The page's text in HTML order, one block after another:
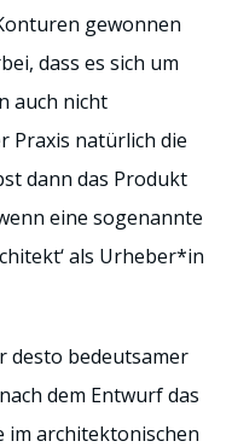
gewonnen
dass es sich um
auch nicht
Praxis natürlich die
dann das Produkt
eine sogenannte
als Urheber*in
desto bedeutsamer
dem Entwurf das
im architektonischen